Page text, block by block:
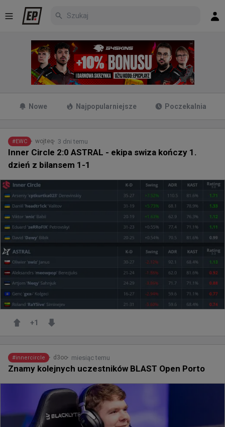
Nowe Najpopularniejsze Poczekalnia
#EWC wojteq 3 dni temu
Inner Circle 2:0 ASTRAL - ekipa swiza kończy 1.
dzień z bilansem 1-1
+1
#innercircle d3oo miesiąc temu
Znamy kolejnych uczestników BLAST Open Porto